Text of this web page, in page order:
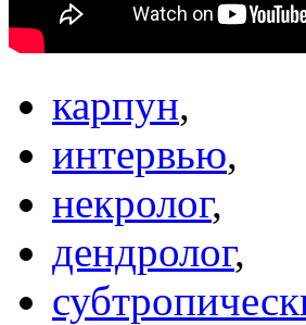
карпун,
интервью,
некролог,
дендролог,